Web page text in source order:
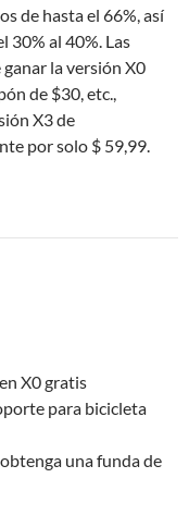
de hasta el 66%, así
30% al 40%. Las
la versión X0
de $30, etc.,
X3 de
por solo $ 59,99.
X0 gratis
para bicicleta
una funda de